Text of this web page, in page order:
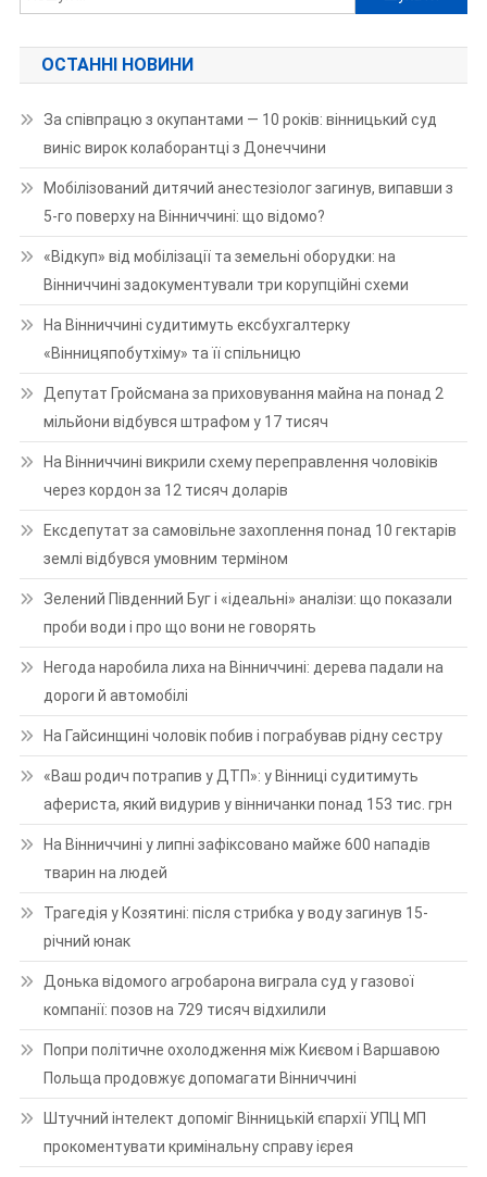
ОСТАННІ НОВИНИ
За співпрацю з окупантами — 10 років: вінницький суд
виніс вирок колаборантці з Донеччини
Мобілізований дитячий анестезіолог загинув, випавши з
5-го поверху на Вінниччині: що відомо?
«Відкуп» від мобілізації та земельні оборудки: на
Вінниччині задокументували три корупційні схеми
На Вінниччині судитимуть ексбухгалтерку
«Вінницяпобутхіму» та її спільницю
Депутат Гройсмана за приховування майна на понад 2
мільйони відбувся штрафом у 17 тисяч
На Вінниччині викрили схему переправлення чоловіків
через кордон за 12 тисяч доларів
Ексдепутат за самовільне захоплення понад 10 гектарів
землі відбувся умовним терміном
Зелений Південний Буг і «ідеальні» аналізи: що показали
проби води і про що вони не говорять
Негода наробила лиха на Вінниччині: дерева падали на
дороги й автомобілі
На Гайсинщині чоловік побив і пограбував рідну сестру
«Ваш родич потрапив у ДТП»: у Вінниці судитимуть
афериста, який видурив у вінничанки понад 153 тис. грн
На Вінниччині у липні зафіксовано майже 600 нападів
тварин на людей
Трагедія у Козятині: після стрибка у воду загинув 15-
річний юнак
Донька відомого агробарона виграла суд у газової
компанії: позов на 729 тисяч відхилили
Попри політичне охолодження між Києвом і Варшавою
Польща продовжує допомагати Вінниччині
Штучний інтелект допоміг Вінницькій єпархії УПЦ МП
прокоментувати кримінальну справу ієрея